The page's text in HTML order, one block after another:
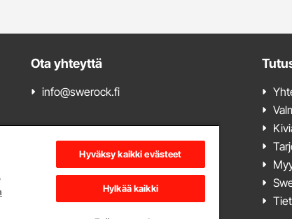
Ota yhteyttä
info@swerock.fi
Hyväksy kaikki evästeet
Hylkää kaikki